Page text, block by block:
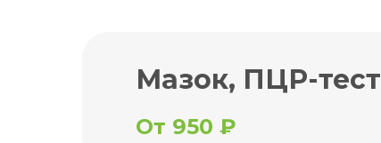
Мазок, ПЦР-тест
От 950 ₽